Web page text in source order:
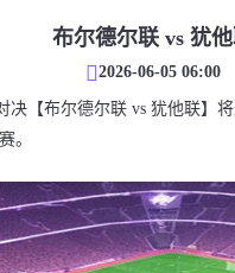
布尔德尔联 vs 犹
2026-06-05 06:00
决【布尔德尔联 vs 犹他联】
。